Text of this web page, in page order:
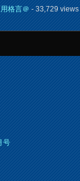
格言＠- 33,729 views
号